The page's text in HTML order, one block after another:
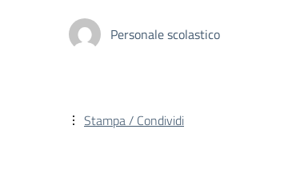
Personale scolastico
Stampa / Condividi